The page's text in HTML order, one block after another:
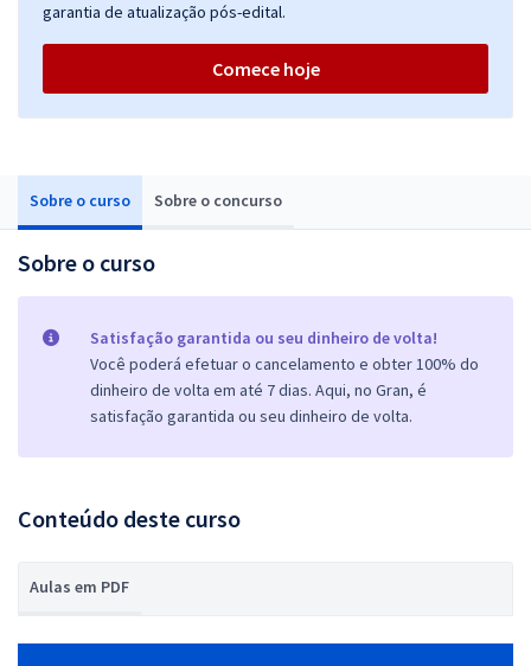
Sobre o curso Sobre o concurso
Sobre o curso
Satisfação garantida ou seu dinheiro de volta!
Você poderá efetuar o cancelamento e obter 100% do
dinheiro de volta em até 7 dias. Aqui, no Gran, é
satisfação garantida ou seu dinheiro de volta.
Conteúdo deste curso
Aulas em PDF
garantia de atualização pós-edital.
Comece hoje